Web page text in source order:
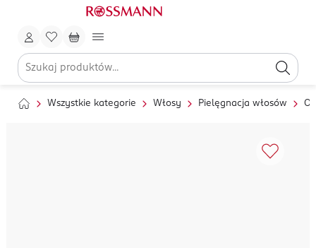
Wszystkie kategorie Włosy Pielęgnacja włosów